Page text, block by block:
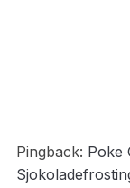
Pingback: Poke